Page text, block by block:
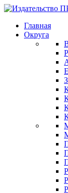
Главная
Округа